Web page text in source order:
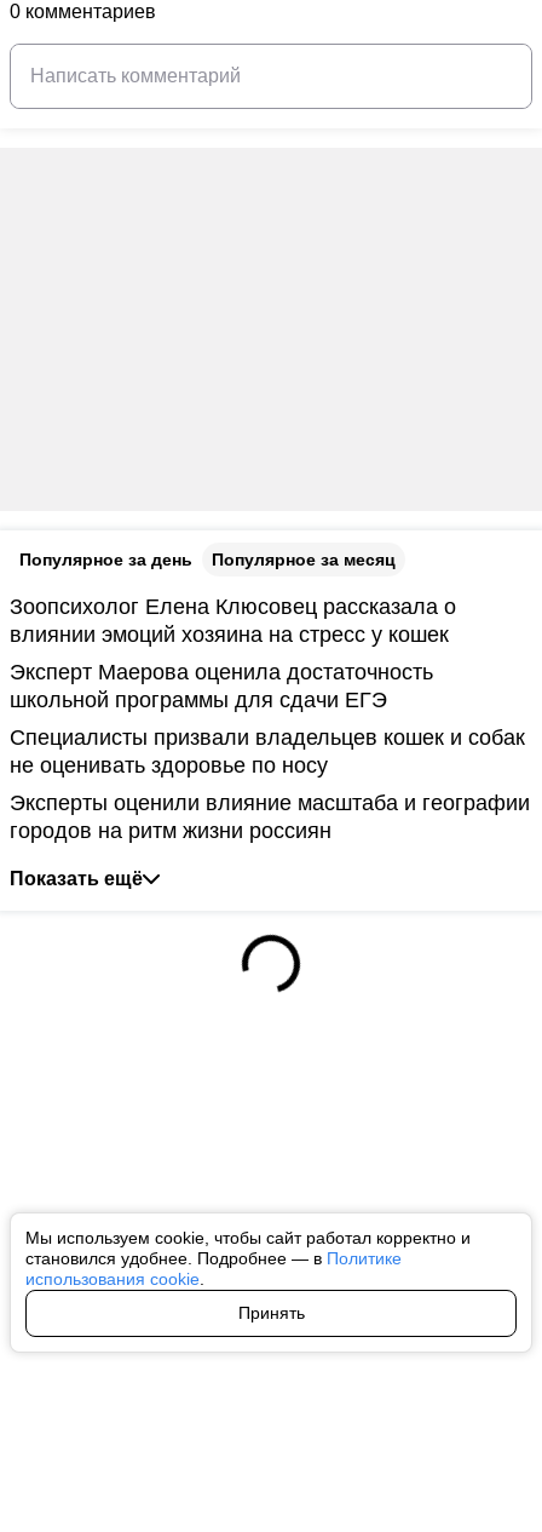
Мы используем cookie, чтобы сайт работал корректно и
становился удобнее. Подробнее — в Политике
использования cookie
Принять
0 комментариев
Популярное за день Популярное за месяц
Зоопсихолог Елена Клюсовец рассказала о
влиянии эмоций хозяина на стресс у кошек
Эксперт Маерова оценила достаточность
школьной программы для сдачи ЕГЭ
Специалисты призвали владельцев кошек и собак
не оценивать здоровье по носу
Эксперты оценили влияние масштаба и географии
городов на ритм жизни россиян
Показать ещё